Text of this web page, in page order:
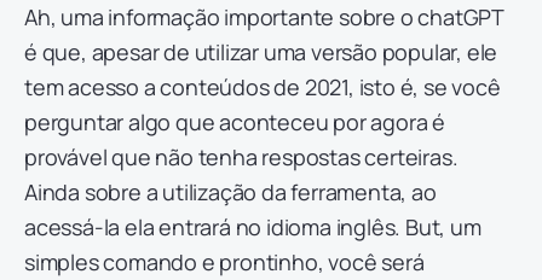
Ah, uma informação importante sobre o chatGPT
é que, apesar de utilizar uma versão popular, ele
tem acesso a conteúdos de 2021, isto é, se você
perguntar algo que aconteceu por agora é
provável que não tenha respostas certeiras.
Ainda sobre a utilização da ferramenta, ao
acessá-la ela entrará no idioma inglês. But, um
simples comando e prontinho, você será